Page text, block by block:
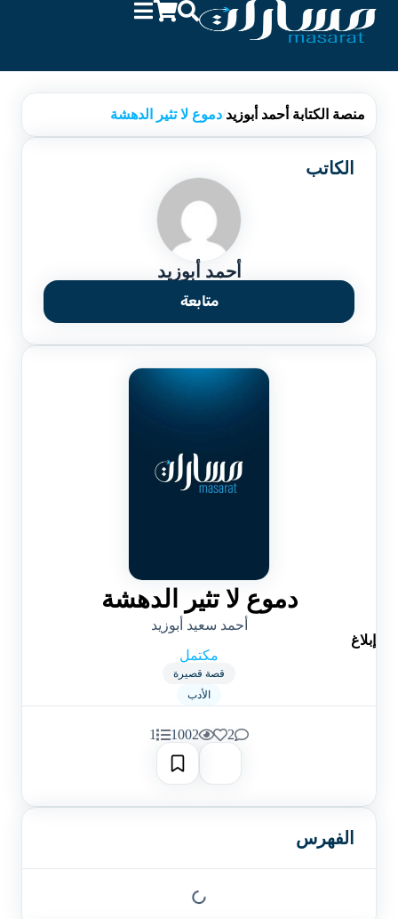
منصة الكتابة/ أحمد أبوزيد/دموع لا تثير الدهشة
الكاتب
أحمد أبوزيد
متابعة
دموع لا تثير الدهشة
أحمد سعيد أبوزيد
إبلاغ
مكتمل
قصة قصيرة
الأدب
2
1002
1
الفهرس